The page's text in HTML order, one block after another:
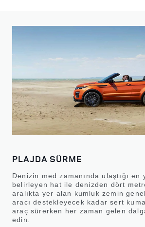
PLAJDA SÜRME
Denizin med zamanında ulaştığı en
belirleyen hat ile denizden dört
aralıkta yer alan kumluk zemin
aracı destekleyecek kadar sert
araç sürerken her zaman gelen
edin.